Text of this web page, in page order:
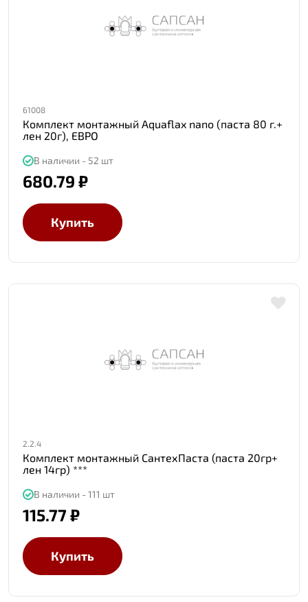
61008
Комплект монтажный Aquaflax nano (паста 80 г.+
лен 20г), ЕВРО
В наличии - 52 шт
680.79 ₽
Купить
2.2.4
Комплект монтажный СантехПаста (паста 20гр+
лен 14гр) ***
В наличии - 111 шт
115.77 ₽
Купить